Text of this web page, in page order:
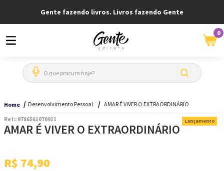
Gente fazendo livros. Livros fazendo Gente
0
O que procura hoje?
Home Desenvolvimento Pessoal AMAR É VIVER O EXTRAORDINÁRIO
Lançamento
Ref:: 9786561070911
AMAR É VIVER O EXTRAORDINÁRIO
R$ 74,90